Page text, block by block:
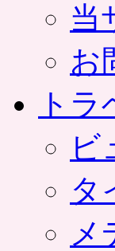
当
お
トラ
ビ
タ
メ